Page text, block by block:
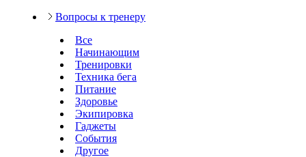
Вопросы к тренеру
Все
Начинающим
Тренировки
Техника бега
Питание
Здоровье
Экипировка
Гаджеты
События
Другое